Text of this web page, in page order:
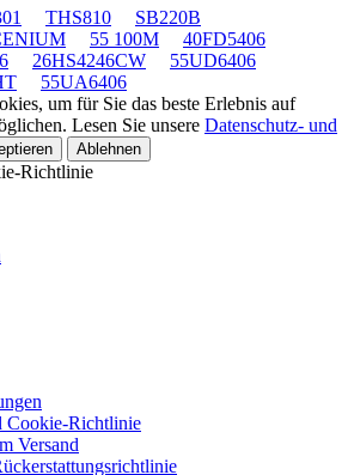
THS810
SB220B
55 100M
40FD5406
26HS4246CW
55UD6406
55UA6406
um für Sie das beste Erlebnis auf
Lesen Sie unsere Datenschutz- und
Ablehnen
Richtlinie
Cookie-Richtlinie
Versand